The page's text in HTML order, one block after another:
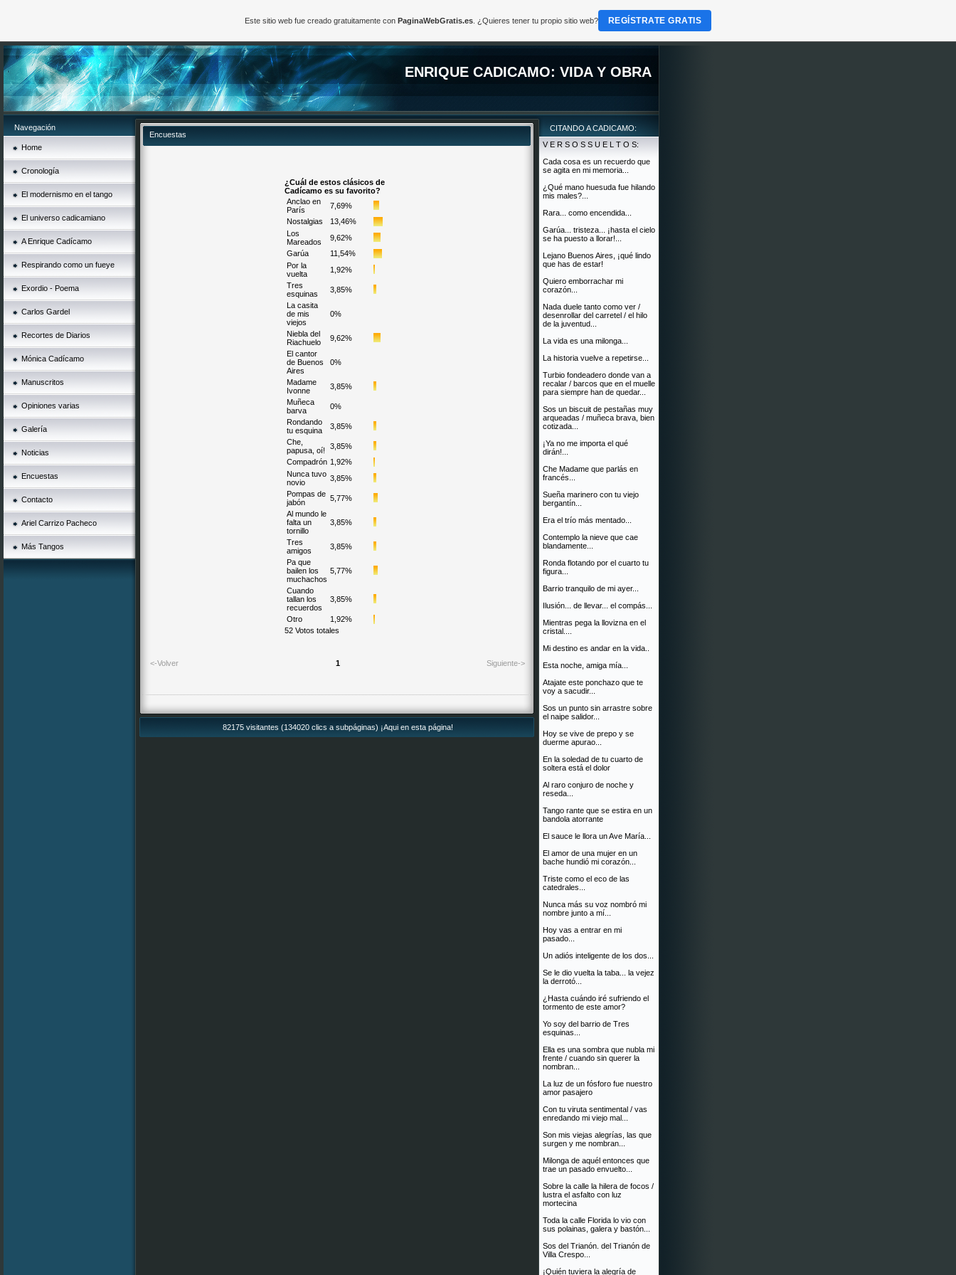
ENRIQUE CADICAMO: VIDA Y OBRA
Navegación
Home
Cronología
El modernismo en el tango
El universo cadicamiano
A Enrique Cadícamo
Respirando como un fueye
Exordio - Poema
Carlos Gardel
Recortes de Diarios
Mónica Cadícamo
Manuscritos
Opiniones varias
Galería
Noticias
Encuestas
Contacto
Ariel Carrizo Pacheco
Más Tangos
Encuestas
¿Cuál de estos clásicos de
Cadícamo es su favorito?
Anclao en
París
7,69%
Nostalgias
13,46%
Los
Mareados
9,62%
Garúa
11,54%
Por la
vuelta
1,92%
Tres
esquinas
3,85%
La casita
de mis
viejos
0%
Niebla del
Riachuelo
9,62%
El cantor
de Buenos
Aires
0%
Madame
Ivonne
3,85%
Muñeca
barva
0%
Rondando
tu esquina
3,85%
Che,
papusa, oí!
3,85%
Compadrón 1,92%
Nunca tuvo
novio
3,85%
Pompas de
jabón
5,77%
Al mundo le
falta un
tornillo
3,85%
Tres
amigos
3,85%
Pa que
bailen los
muchachos
5,77%
Cuando
tallan los
recuerdos
3,85%
Otro
1,92%
52 Votos totales
<-Volver 1 Siguiente->
82175 visitantes (134020 clics a subpáginas) ¡Aqui en esta página!
CITANDO A CADICAMO:
V E R S O S S U E L T O S:
Cada cosa es un recuerdo que
se agita en mi memoria...
¿Qué mano huesuda fue hilando
mis males?...
Rara... como encendida...
Garúa... tristeza... ¡hasta el cielo
se ha puesto a llorar!...
Lejano Buenos Aires, ¡qué lindo
que has de estar!
Quiero emborrachar mi
corazón...
Nada duele tanto como ver /
desenrollar del carretel / el hilo
de la juventud...
La vida es una milonga...
La historia vuelve a repetirse...
Turbio fondeadero donde van a
recalar / barcos que en el muelle
para siempre han de quedar...
Sos un biscuit de pestañas muy
arqueadas / muñeca brava, bien
cotizada...
¡Ya no me importa el qué
dirán!...
Che Madame que parlás en
francés...
Sueña marinero con tu viejo
bergantín...
Era el trío más mentado...
Contemplo la nieve que cae
blandamente...
Ronda flotando por el cuarto tu
figura...
Barrio tranquilo de mi ayer...
Ilusión... de llevar... el compás...
Mientras pega la llovizna en el
cristal....
Mi destino es andar en la vida..
Esta noche, amiga mía...
Atajate este ponchazo que te
voy a sacudir...
Sos un punto sin arrastre sobre
el naipe salidor...
Hoy se vive de prepo y se
duerme apurao...
En la soledad de tu cuarto de
soltera está el dolor
Al raro conjuro de noche y
reseda...
Tango rante que se estira en un
bandola atorrante
El sauce le llora un Ave María...
El amor de una mujer en un
bache hundió mi corazón...
Triste como el eco de las
catedrales...
Nunca más su voz nombró mi
nombre junto a mí...
Hoy vas a entrar en mi
pasado...
Un adiós inteligente de los dos...
Se le dio vuelta la taba... la vejez
la derrotó...
¿Hasta cuándo iré sufriendo el
tormento de este amor?
Yo soy del barrio de Tres
esquinas...
Ella es una sombra que nubla mi
frente / cuando sin querer la
nombran...
La luz de un fósforo fue nuestro
amor pasajero
Con tu viruta sentimental / vas
enredando mi viejo mal...
Son mis viejas alegrías, las que
surgen y me nombran...
Milonga de aquél entonces que
trae un pasado envuelto...
Sobre la calle la hilera de focos /
lustra el asfalto con luz
mortecina
Toda la calle Florida lo vio con
sus polainas, galera y bastón...
Sos del Trianón. del Trianón de
Villa Crespo...
¡Quién tuviera la alegría de
Este sitio web fue creado gratuitamente con PaginaWebGratis.es. ¿Quieres tener tu propio sitio web? REGÍSTRATE GRATIS